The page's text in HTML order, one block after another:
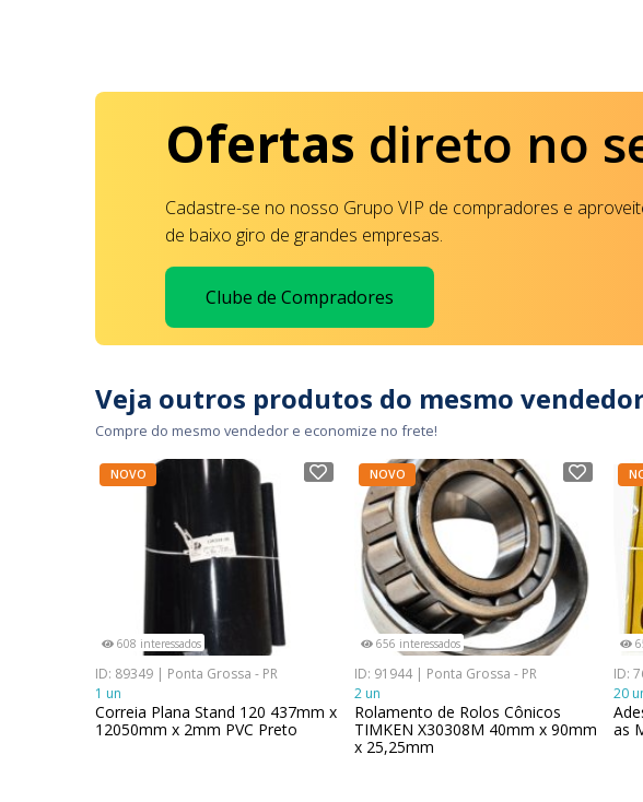
Ofertas direto no
Cadastre-se no nosso Grupo VIP de compradores e
de baixo giro de grandes empresas.
Clube de Compradores
Veja outros produtos do mesmo
Compre do mesmo vendedor e economize no frete!
NOVO
608 interessados
ID: 89349 | Ponta Grossa - PR
1 un
Correia Plana Stand 120 437mm x
12050mm x 2mm PVC Preto
NOVO
656 interessados
ID: 91944 | Ponta Grossa - PR
2 un
Rolamento de Rolos Cônicos
TIMKEN X30308M 40mm x 90mm
x 25,25mm
ID:
20
as